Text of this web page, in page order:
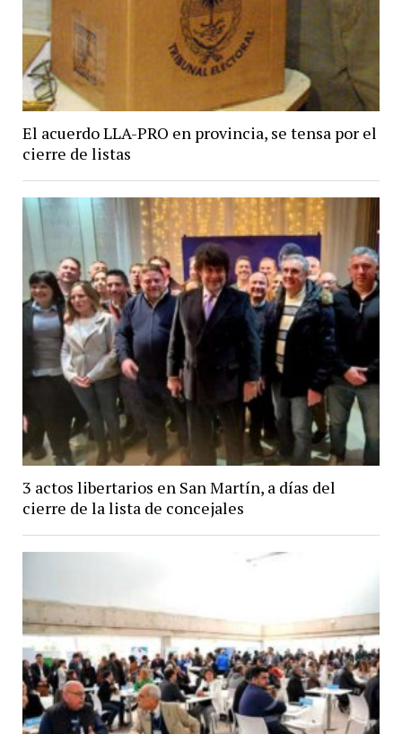
El acuerdo LLA-PRO en provincia, se tensa por el
cierre de listas
3 actos libertarios en San Martín, a días del
cierre de la lista de concejales